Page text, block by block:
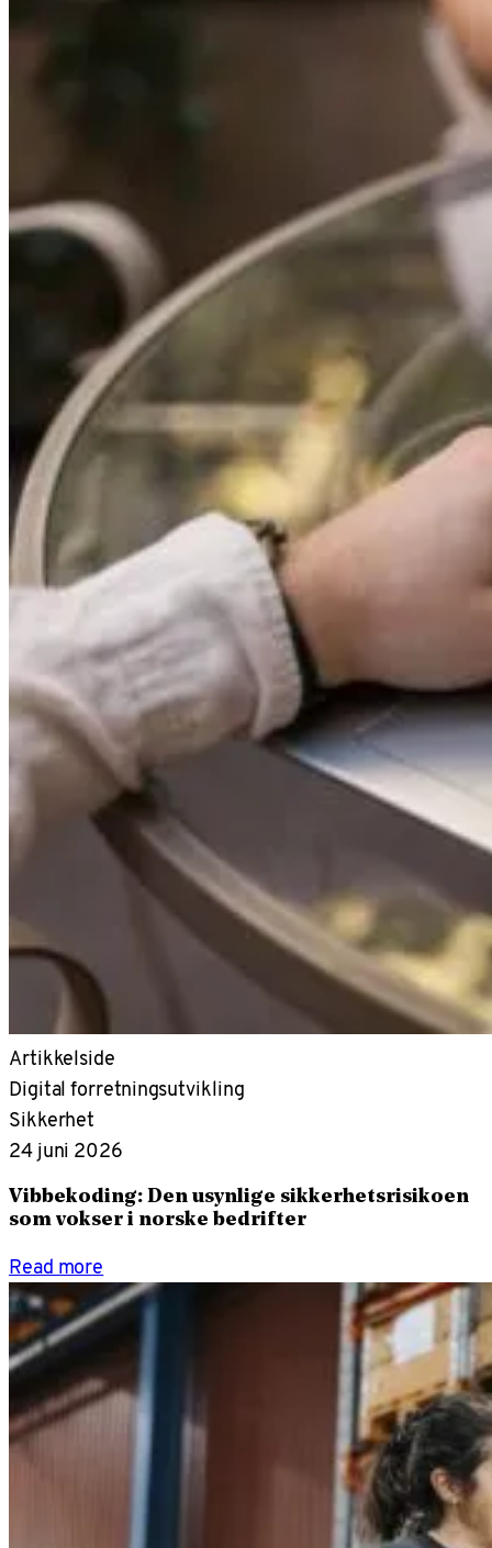
Artikkelside
Digital forretningsutvikling
Sikkerhet
24 juni 2026
Vibbekoding: Den usynlige sikkerhetsrisikoen
som vokser i norske bedrifter
Read more